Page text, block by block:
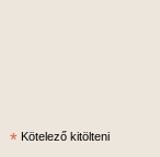
* Kötelező kitölteni